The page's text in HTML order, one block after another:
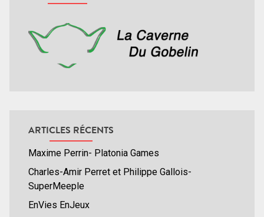
ARTICLES RÉCENTS
Maxime Perrin- Platonia Games
Charles-Amir Perret et Philippe Gallois-
SuperMeeple
EnVies EnJeux